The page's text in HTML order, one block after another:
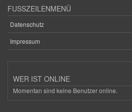
FUSSZEILENMENÜ
Datenschutz
Impressum
WER IST ONLINE
Momentan sind keine Benutzer online.